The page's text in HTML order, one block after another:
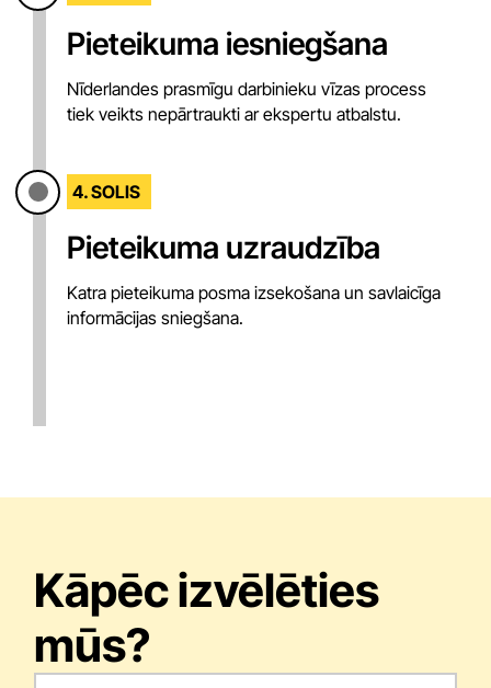
Pieteikuma iesniegšana
Nīderlandes prasmīgu darbinieku vīzas process
tiek veikts nepārtraukti ar ekspertu atbalstu.
4. SOLIS
Pieteikuma uzraudzība
Katra pieteikuma posma izsekošana un savlaicīga
informācijas sniegšana.
Kāpēc izvēlēties
mūs?